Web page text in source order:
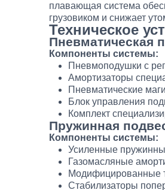
плавающая система
грузовиком и снижает
Техническое
Пневматическая
Компоненты системы:
Пневмоподушки с
Амортизаторы
Пневматические
Блок управления
Комплект
Пружинная
Компоненты системы:
Усиленные
Газомасляные
Модифицированные
Стабилизаторы